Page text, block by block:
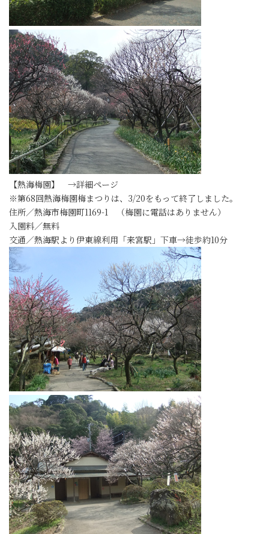
【熱海梅園】 →詳細ページ
※第68回熱海梅園梅まつりは、3/20をもって終了しました。
住所／熱海市梅園町1169-1 （梅園に電話はありません）
入園料／無料
交通／熱海駅より伊東線利用「来宮駅」下車→徒歩約10分